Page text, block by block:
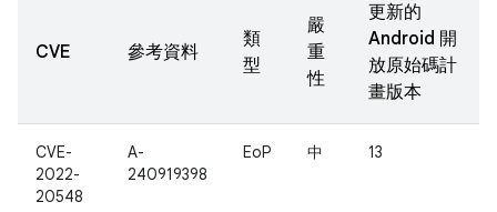
CVE 參考資料
類
型
嚴
重
性
更新的
Android 開
放原始碼計
畫版本
CVE-
2022-
20548
A-
240919398
EoP 中 13